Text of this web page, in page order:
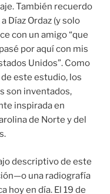
También recuerdo
Díaz Ordaz (y solo
con un amigo “que
por aquí con mis
Unidos”. Como
este estudio, los
son inventados,
inspirada en
de Norte y del
descriptivo de este
una radiografía
hoy en día. El 19 de